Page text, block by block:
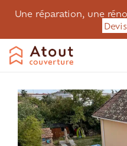
Une réparation, une